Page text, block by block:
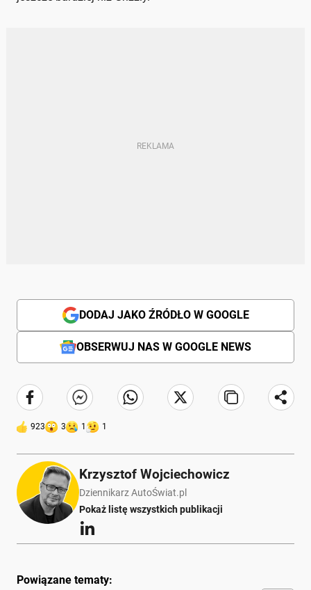
DODAJ JAKO ŹRÓDŁO W GOOGLE
OBSERWUJ NAS W GOOGLE NEWS
923 3 1 1
Krzysztof Wojciechowicz
Dziennikarz AutoŚwiat.pl
Pokaż listę wszystkich publikacji
Powiązane tematy: